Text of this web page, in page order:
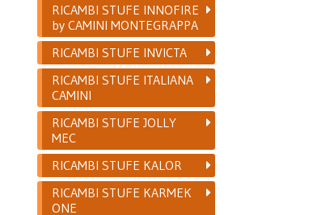
RICAMBI STUFE INNOFIRE
by CAMINI MONTEGRAPPA
RICAMBI STUFE INVICTA
RICAMBI STUFE ITALIANA
CAMINI
RICAMBI STUFE JOLLY
MEC
RICAMBI STUFE KALOR
RICAMBI STUFE KARMEK
ONE